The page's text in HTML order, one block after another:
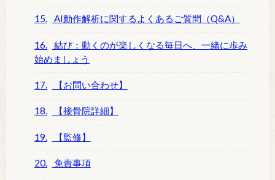
15. AI動作解析に関するよくあるご質問（Q&A）
16.
結び：動くのが楽しくなる毎日へ、一緒に歩み
始めましょう
17. 【お問い合わせ】
18. 【接骨院詳細】
19. 【監修】
20. 免責事項